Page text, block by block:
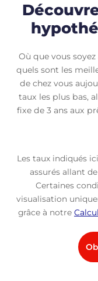
Où que vous
quels sont les
de chez vous
taux les plus bas,
fixe de 3 ans aux
Les taux indiqués
assurés allant
Certaines
visualisation
grâce à notre